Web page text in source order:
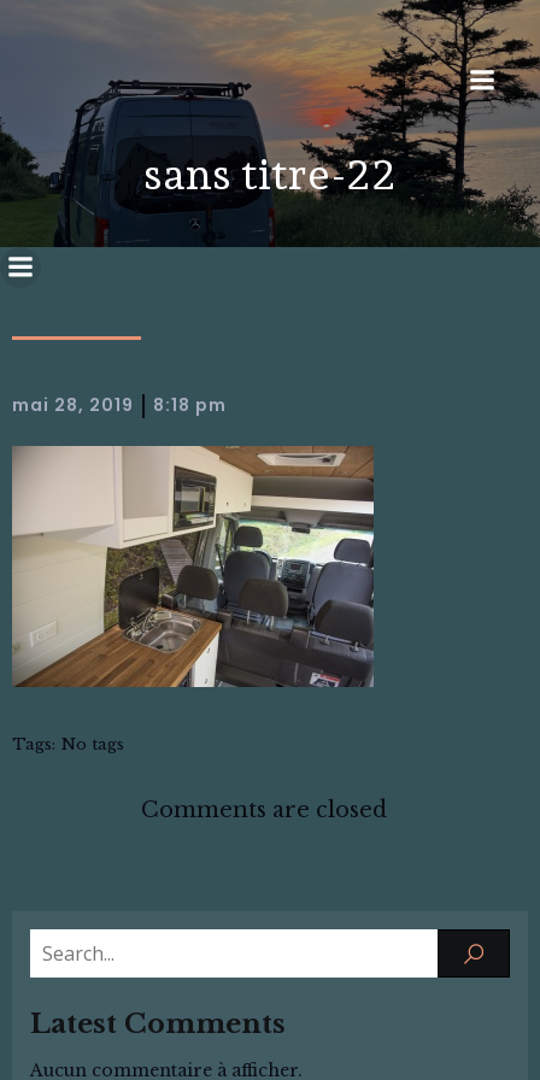
sans titre-22
mai 28, 2019 8:18 pm
Tags: No tags
Comments are closed
Latest Comments
Aucun commentaire à afficher.